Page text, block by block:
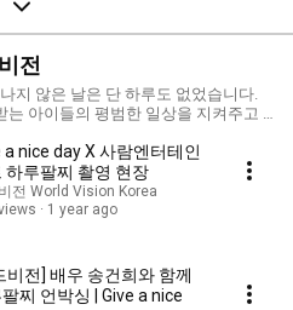
전
지 않은 날은 단 하루도 없었습니다.
아이들의 평범한 일상을 지켜주고 싶
짝 ✨
a nice day X 사람엔터테인
하루팔찌 촬영 현장
전 World Vision Korea
1 year ago
비전] 배우 송건희와 함께
찌 언박싱 | Give a nice